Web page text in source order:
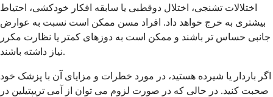
اختلالات تشنجی، اختلال دوقطبی یا سابقه افکار خودکشی، احتیاط
بیشتری به خرج خواهد داد. افراد مسن ممکن است نسبت به عوارض
جانبی حساس تر باشند و ممکن است به دوزهای کمتر یا نظارت مکرر
نیاز داشته باشند.
اگر باردار یا شیرده هستید، در مورد خطرات و مزایای آن با پزشک خود
صحبت کنید. در حالی که در صورت لزوم می توان از آمی تریپتیلین در